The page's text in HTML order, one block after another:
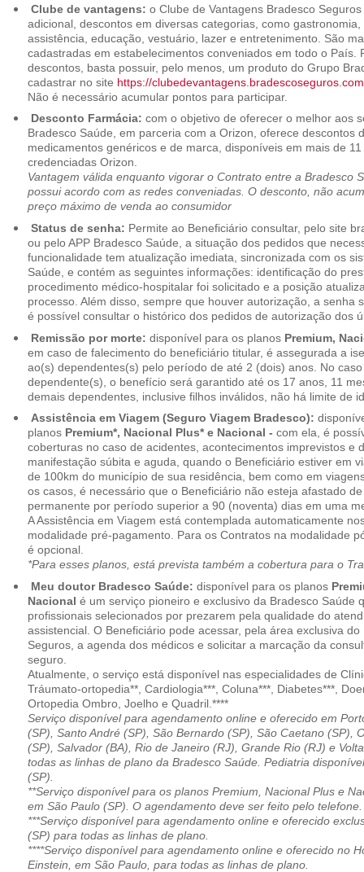
Clube de vantagens: o Clube de Vantagens Bradesco
adicional, descontos em diversas categorias, como
assistência, educação, vestuário, lazer e entretenimento. São
cadastradas em estabelecimentos conveniados em todo o País.
descontos, basta possuir, pelo menos, um produto do Grupo
cadastrar no site https://
Não é necessário acumular pontos para participar.
Desconto Farmácia: com o objetivo de oferecer o melhor aos
Bradesco Saúde, em parceria com a Orizon, oferece descontos
medicamentos genéricos e de marca, disponíveis em mais de
credenciadas Orizon.
Vantagem válida enquanto vigorar o Contrato entre a Bradesco
possui acordo com as redes conveniadas. O desconto, não
preço máximo de venda ao consumidor
Status de senha: Permite ao Beneficiário consultar, pelo site
ou pelo APP Bradesco Saúde, a situação dos pedidos que
funcionalidade tem atualização imediata, sincronizada com os
Saúde, e contém as seguintes informações: identificação do
procedimento médico-hospitalar foi solicitado e a posição
processo. Além disso, sempre que houver autorização, a senha
é possível consultar o histórico dos pedidos de autorização dos
Remissão por morte: disponível para os planos Premium,
em caso de falecimento do beneficiário titular, é assegurada a
ao(s) dependentes(s) pelo período de até 2 (dois) anos. No
dependente(s), o benefício será garantido até os 17 anos, 11
demais dependentes, inclusive filhos inválidos, não há limite de
Assistência em Viagem (Seguro Viagem Bradesco):
planos Premium*, Nacional Plus* e Nacional - com ela, é
coberturas no caso de acidentes, acontecimentos imprevistos e
manifestação súbita e aguda, quando o Beneficiário estiver em
de 100km do município de sua residência, bem como em
os casos, é necessário que o Beneficiário não esteja afastado
permanente por período superior a 90 (noventa) dias em uma
A Assistência em Viagem está contemplada automaticamente
modalidade pré-pagamento. Para os Contratos na modalidade
é opcional.
*Para esses planos, está prevista também a cobertura para o
Meu doutor Bradesco Saúde: disponível para os planos
Nacional é um serviço pioneiro e exclusivo da Bradesco Saúde
profissionais selecionados por prezarem pela qualidade do
assistencial. O Beneficiário pode acessar, pela área exclusiva
Seguros, a agenda dos médicos e solicitar a marcação da
seguro.
Atualmente, o serviço está disponível nas especialidades de
Tráumato-ortopedia**, Cardiologia***, Coluna***, Diabetes***,
Ortopedia Ombro, Joelho e Quadril.****
Serviço disponível para agendamento online e oferecido em
(SP), Santo André (SP), São Bernardo (SP), São Caetano (SP),
(SP), Salvador (BA), Rio de Janeiro (RJ), Grande Rio (RJ) e
todas as linhas de plano da Bradesco Saúde. Pediatria
(SP).
**Serviço disponível para os planos Premium, Nacional Plus e
em São Paulo (SP). O agendamento deve ser feito pelo telefone.
***Serviço disponível para agendamento online e oferecido
(SP) para todas as linhas de plano.
****Serviço disponível para agendamento online e oferecido no
Einstein, em São Paulo, para todas as linhas de plano.